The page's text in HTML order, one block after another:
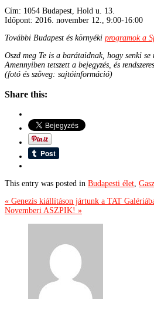
Cím: 1054 Budapest, Hold u. 13.
Időpont: 2016. november 12., 9:00-16:00
További Budapest és környéki programok a
Oszd meg Te is a barátaidnak, hogy senki
Amennyiben tetszett a bejegyzés, és
(fotó és szöveg: sajtóinformáció)
Share this:
This entry was posted in Budapesti élet,
« Genezis kiállításon jártunk a TAT
Novemberi ASZPIK! »